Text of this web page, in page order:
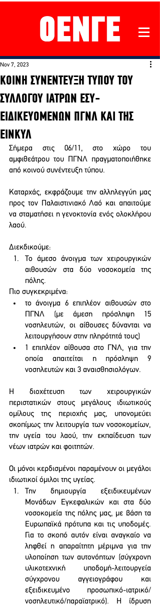
ΚΟΙΝΗ ΣΥΝΕΝΤΕΥΞΗ ΤΥΠΟΥ ΤΟΥ
ΣΥΛΛΟΓΟΥ ΙΑΤΡΩΝ ΕΣΥ-
ΕΙΔΙΚΕΥΟΜΕΝΩΝ ΠΓΝΛ ΚΑΙ ΤΗΣ
ΕΙΝΚΥΛ
Nov 7, 2023
Σήμερα στις 06/11, στο χώρο του
αμφιθεάτρου του ΠΓΝΛ πραγματοποιήθηκε
από κοινού συνέντευξη τύπου.
Καταρχάς, εκφράζουμε την αλληλεγγύη μας
προς τον Παλαιστινιακό Λαό και απαιτούμε
να σταματήσει η γενοκτονία ενός ολοκλήρου
λαού.
Διεκδικούμε:
Το άμεσο άνοιγμα των χειρουργικών
αιθουσών στα δύο νοσοκομεία της
πόλης.
Πιο συγκεκριμένα:
το άνοιγμα 6 επιπλέον αιθουσών στο
ΠΓΝΛ (με άμεση πρόσληψη 15
νοσηλευτών, οι αίθουσες δύνανται να
λειτουργήσουν στην πληρότητά τους)
1 επιπλέον αίθουσα στο ΓΝΛ, για την
οποία απαιτείται η πρόσληψη 9
νοσηλευτών και 3 αναισθησιολόγων.
Η διοχέτευση των χειρουργικών
περιστατικών στους μεγάλους ιδιωτικούς
ομίλους της περιοχής μας, υπονομεύει
σκοπίμως την λειτουργία των νοσοκομείων,
την υγεία του λαού, την εκπαίδευση των
νέων ιατρών και φοιτητών.
Οι μόνοι κερδισμένοι παραμένουν οι μεγάλοι
ιδιωτικοί όμιλοι της υγείας.
Την δημιουργία εξειδικευμένων
Μονάδων Εγκεφαλικών και στα δύο
νοσοκομεία της πόλης μας, με βάση τα
Ευρωπαϊκά πρότυπα και τις υποδομές.
Για το σκοπό αυτόν είναι αναγκαίο να
ληφθεί η απαραίτητη μέριμνα για την
υλοποίηση των αυτονόητων (σύγχρονη
υλικοτεχνική υποδομή-λειτουργεία
σύγχρονου αγγειογράφου και
εξειδικευμένο προσωπικό-ιατρικό/
νοσηλευτικό/παραϊατρικό). Η ίδρυση